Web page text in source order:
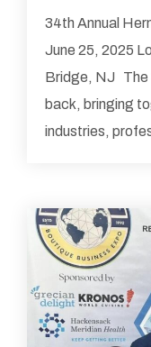
34th Annual
June 25, 2025
Bridge, NJ The
back, bringing
industries,